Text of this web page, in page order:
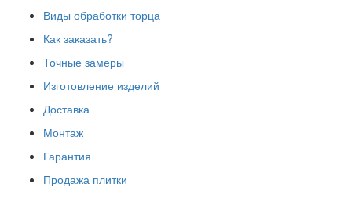
Виды обработки торца
Как заказать?
Точные замеры
Изготовление изделий
Доставка
Монтаж
Гарантия
Продажа плитки